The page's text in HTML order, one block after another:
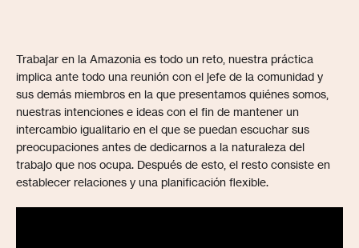
Trabajar en la Amazonia es todo un reto, nuestra práctica
implica ante todo una reunión con el jefe de la comunidad y
sus demás miembros en la que presentamos quiénes somos,
nuestras intenciones e ideas con el fin de mantener un
intercambio igualitario en el que se puedan escuchar sus
preocupaciones antes de dedicarnos a la naturaleza del
trabajo que nos ocupa. Después de esto, el resto consiste en
establecer relaciones y una planificación flexible.